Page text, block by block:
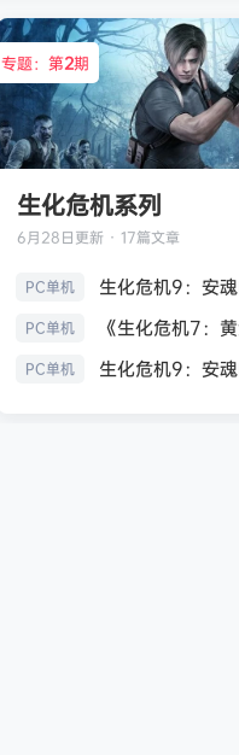
专题：第2期
生化危机系列
6月28日更新 · 17篇文章
PC单机
PC单机
PC单机